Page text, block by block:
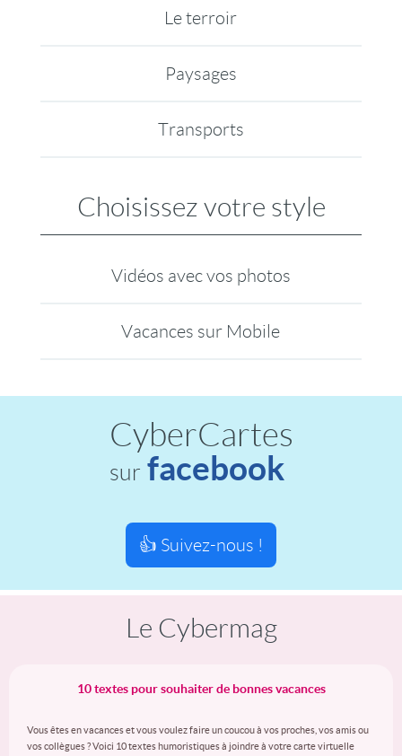
Le terroir
Paysages
Transports
Choisissez votre style
Vidéos avec vos photos
Vacances sur Mobile
CyberCartes
sur facebook
👍 Suivez-nous !
Le Cybermag
10 textes pour souhaiter de bonnes vacances
Vous êtes en vacances et vous voulez faire un coucou à vos proches, vos amis ou
vos collègues ? Voici 10 textes humoristiques à joindre à votre carte virtuelle